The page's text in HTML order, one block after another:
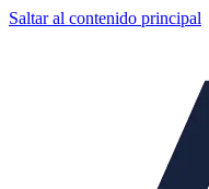
Saltar al contenido principal